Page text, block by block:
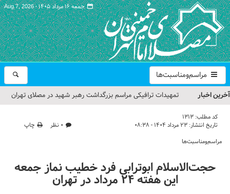
جمعه ۱۶ مرداد ۱۴۰۵ - Aug 7, 2026
مراسم‌ومناسبت‌ها
آخرین اخبار
تمهیدات ترافیکی مراسم بزرگداشت رهبر شهید در مصلای تهران
حجت‌الاسلام حاج علی‌اکبری؛ خطیب این هفته نماز جمعه تهران
معظم انقلاب
گزارش تصویری| مراسم نماز بر پیکر امام شهید انقلاب اسلامی ایران
کد مطلب: 1313
تاریخ انتشار: ۲۳ مرداد ۱۴۰۴ - ۰۸:۳۸ ۰ نظر
چاپ
مراسم‌ومناسبت‌ها
حجت‌الاسلام ابوترابی فرد خطیب نماز جمعه
این هفته ۲۴ مرداد در تهران